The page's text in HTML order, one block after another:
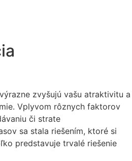
zvyšujú vašu atraktivitu a
Vplyvom rôznych faktorov
či strate
sa stala riešením, ktoré si
predstavuje trvalé riešenie